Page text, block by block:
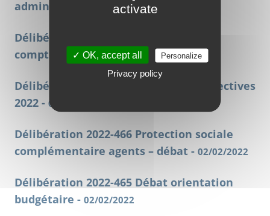
administratif-2021 -01/04/2022
Délibération_2022-468 approbation du
compte de gestion 2021 -
01/04/2022
Délibération 2022-467 Actions – perspectives
2022 - 02/02/2022
Délibération 2022-466 Protection sociale
complémentaire agents – débat - 02/02/2022
Délibération 2022-465 Débat orientation
budgétaire - 02/02/2022
activate
✓ OK, accept all Personalize
Privacy policy